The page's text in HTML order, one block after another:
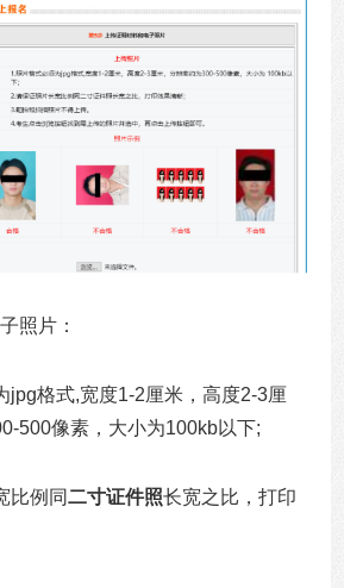
照片：
jpg格式,宽度1-2厘米，高度2-3厘
500像素，大小为100kb以下;
比例同二寸证件照长宽之比，打印